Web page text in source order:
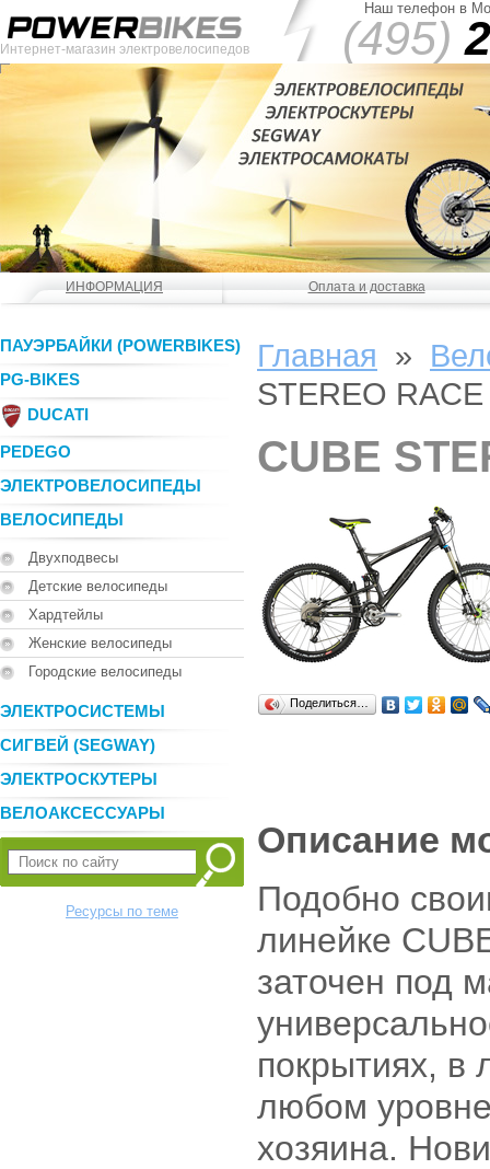
Интернет-магазин электровелосипедов
Наш телефон в
(495)
ИНФОРМАЦИЯ Оплата и доставка
ПАУЭРБАЙКИ (POWERBIKES)
PG-BIKES
DUCATI
PEDEGO
ЭЛЕКТРОВЕЛОСИПЕДЫ
ВЕЛОСИПЕДЫ
Двухподвесы
Детские велосипеды
Хардтейлы
Женские велосипеды
Городские велосипеды
ЭЛЕКТРОСИСТЕМЫ
СИГВЕЙ (SEGWAY)
ЭЛЕКТРОСКУТЕРЫ
ВЕЛОАКСЕССУАРЫ
Ресурсы по теме
Главная »
STEREO RACE
CUBE
Поделиться…
Описание
Подобно
линейке
заточен под
покрытиях, в
любом
хозяина.